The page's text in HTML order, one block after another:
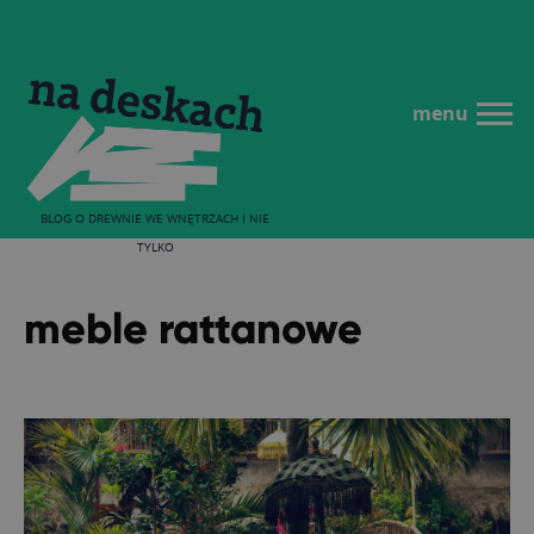
BLOG O DREWNIE WE WNĘTRZACH I NIE
TYLKO
menu
meble rattanowe